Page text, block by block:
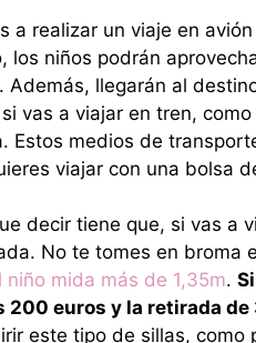
a realizar un viaje en
los niños podrán
Además, llegarán al
vas a viajar en tren,
Estos medios de
viajar con una bolsa
decir tiene que, si vas a
No te tomes en broma
niño mida más de 1,35m.
200 euros y la retirada
este tipo de sillas, como